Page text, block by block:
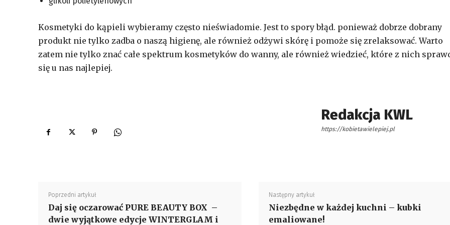
Kosmetyki do kąpieli wybieramy często nieświadomie. Jest to spory błąd. ponieważ dobrze dobrany
produkt nie tylko zadba o naszą higienę, ale również odżywi skórę i pomoże się zrelaksować. Warto
zatem nie tylko znać całe spektrum kosmetyków do wanny, ale również wiedzieć, które z nich
się u nas najlepiej.
Redakcja KWL
https://kobietawielepiej.pl
Poprzedni artykuł
Daj się oczarować PURE BEAUTY BOX –
dwie wyjątkowe edycje WINTERGLAM i
Następny artykuł
Niezbędne w każdej kuchni – kubki
emaliowane!